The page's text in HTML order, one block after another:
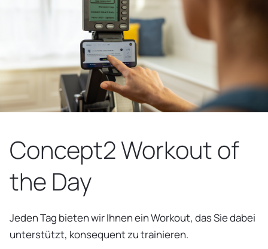
Concept2 Workout of
the Day
Jeden Tag bieten wir Ihnen ein Workout, das Sie dabei
unterstützt, konsequent zu trainieren.